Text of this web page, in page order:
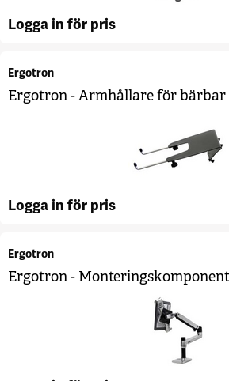
Logga in för pris
Ergotron
Ergotron - Armhållare för
Logga in för pris
Ergotron
Ergotron -